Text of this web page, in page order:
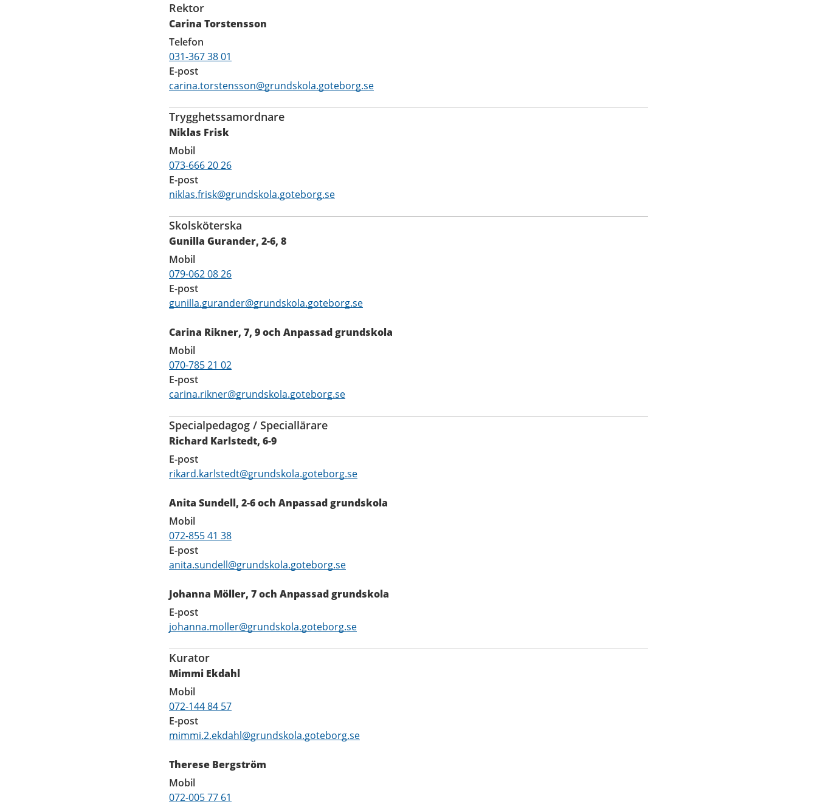
Rektor
Carina Torstensson
Telefon
031-367 38 01
E-post
carina.torstensson@grundskola.goteborg.se
Trygghetssamordnare
Niklas Frisk
Mobil
073-666 20 26
E-post
niklas.frisk@grundskola.goteborg.se
Skolsköterska
Gunilla Gurander, 2-6, 8
Mobil
079-062 08 26
E-post
gunilla.gurander@grundskola.goteborg.se
Carina Rikner, 7, 9 och Anpassad grundskola
Mobil
070-785 21 02
E-post
carina.rikner@grundskola.goteborg.se
Specialpedagog / Speciallärare
Richard Karlstedt, 6-9
E-post
rikard.karlstedt@grundskola.goteborg.se
Anita Sundell, 2-6 och Anpassad grundskola
Mobil
072-855 41 38
E-post
anita.sundell@grundskola.goteborg.se
Johanna Möller, 7 och Anpassad grundskola
E-post
johanna.moller@grundskola.goteborg.se
Kurator
Mimmi Ekdahl
Mobil
072-144 84 57
E-post
mimmi.2.ekdahl@grundskola.goteborg.se
Therese Bergström
Mobil
072-005 77 61